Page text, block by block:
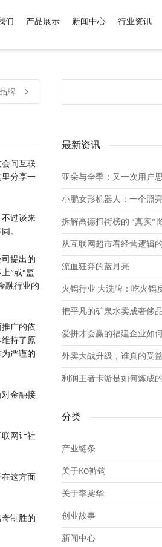
默认品牌 .
们 产品展示 新闻中心 行业资讯
牌
问互联
分享一
过谈来
。
提出的
”或“监
融行业的
广的依
持了原
严谨的
金融接
网让社
这方面
制胜的
最新资讯
亚朵与全季：又一次用户
小鹏女形机器人：一个照
拆解高德扫街榜的 “真实”
从互联网超市看经营逻辑
流血狂奔的蓝月亮
火锅行业 大洗牌：吃火锅
把平凡的矿泉水卖成奢侈品
爱拼才会赢的福建企业如
外卖大战升级，谁真的受
利润王者卡游是如何炼成的
分类
产业链条
关于KO裤钩
关于李棠华
创业故事
新闻中心